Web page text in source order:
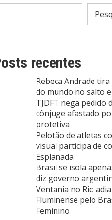
recentes
Rebeca Andrade
do mundo no salto
TJDFT nega pedido
cônjuge afastado
protetiva
Pelotão de atletas
visual participa de
Esplanada
Brasil se isola
diz governo
Ventania no Rio
Fluminense pelo
Feminino